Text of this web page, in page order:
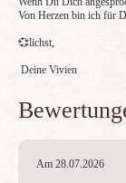
Von Herzen bin ich für
💞lichst,
Deine Vivien
Am 28.07.2026